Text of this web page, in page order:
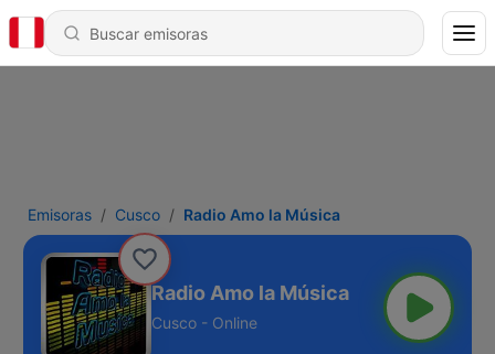
Emisoras Cusco Radio Amo la Música
Radio Amo la Música
Cusco - Online